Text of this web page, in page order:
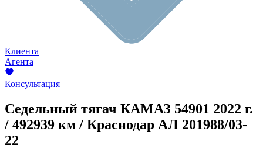
Клиента
Агента
Консультация
Седельный тягач КАМАЗ 54901 2022 г.
/ 492939 км / Краснодар АЛ 201988/03-
22